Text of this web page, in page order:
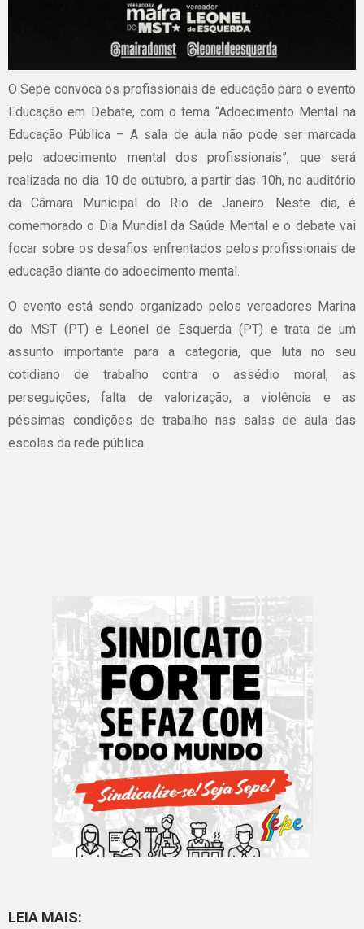
O Sepe convoca os profissionais de educação para o evento
Educação em Debate, com o tema “Adoecimento Mental na
Educação Pública – A sala de aula não pode ser marcada
pelo adoecimento mental dos profissionais”, que será
realizada no dia 10 de outubro, a partir das 10h, no auditório
da Câmara Municipal do Rio de Janeiro. Neste dia, é
comemorado o Dia Mundial da Saúde Mental e o debate vai
focar sobre os desafios enfrentados pelos profissionais de
educação diante do adoecimento mental.
O evento está sendo organizado pelos vereadores Marina
do MST (PT) e Leonel de Esquerda (PT) e trata de um
assunto importante para a categoria, que luta no seu
cotidiano de trabalho contra o assédio moral, as
perseguições, falta de valorização, a violência e as
péssimas condições de trabalho nas salas de aula das
escolas da rede pública.
LEIA MAIS: